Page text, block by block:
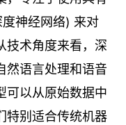
神经网络) 来对
技术角度来看，深
然语言处理和语音
可以从原始数据中
特别适合传统机器